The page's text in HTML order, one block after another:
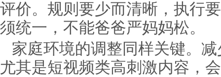
评价。规则要少而清晰，执行
须统一，不能爸爸严妈妈松。
家庭环境的调整同样关键。
尤其是短视频类高刺激内容，